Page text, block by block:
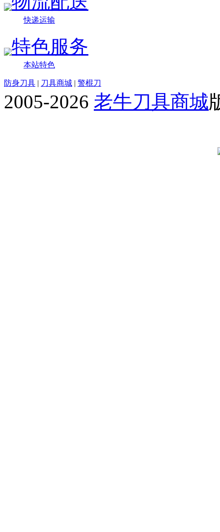
快递运输
特色服务
本站特色
防身刀具 | 刀具商城 | 警棍刀
2005-2026 老牛刀具商城